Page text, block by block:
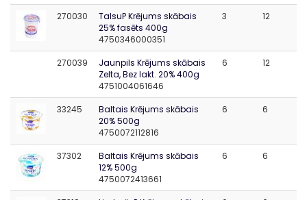
270030
TalsuP Krējums skābais
25% fasēts 400g
4750346000351
3 12
270039
Jaunpils Krējums skābais
Zelta, Bez lakt. 20% 400g
4751004061646
6 12
33245
Baltais Krējums skābais
20% 500g
4750072112816
6 6
37302
Baltais Krējums skābais
12% 500g
4750072413661
6 6